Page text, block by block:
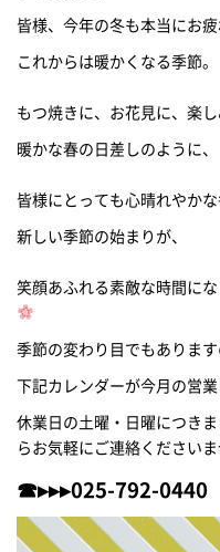
皆様、今年の冬も本当にお疲
これからは暖かくなる季節。
もつ焼きに、お花見に、楽
暖かな春の日差しのように、
皆様にとっても心晴れやか
新しい季節の始まりが、
笑顔あふれる素敵な時間に
季節の変わり目でもありま
下記カレンダーが今月の営業
休業日の土曜・日曜につき
らお気軽にご連絡ください
☎▸▸▸025-792-0440